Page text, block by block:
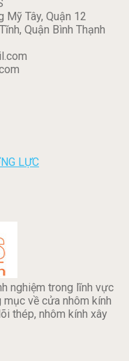
Mỹ Tây, Quận 12
Quận Bình Thạnh
LỰC
nghiệm trong lĩnh vực
về cửa nhôm kính
thép, nhôm kính xây